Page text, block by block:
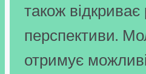
також відкриває
перспективи.
отримує